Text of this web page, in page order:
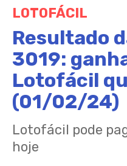
LOTOFÁCIL
Resultado
3019:
Lotofácil
(01/02/24)
Lotofácil pode
hoje